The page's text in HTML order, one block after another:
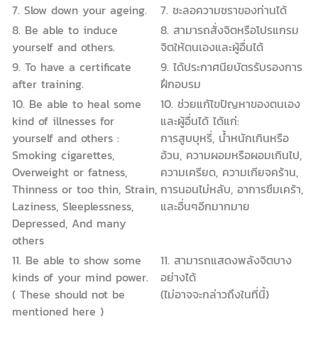
7. Slow down your ageing.
7. ชะลอความชราของท่านได้
8. Be able to induce
yourself and others.
8. สามารถสั่งจิตหรือโปรแกรม
จิตให้ตนเองและผู้อื่นได้
9. To have a certificate
after training.
9. ได้ประกาศนียบัตรรับรองการ
ฝึกอบรม
10. Be able to heal some
kind of illnesses for
yourself and others :
Smoking cigarettes,
Overweight or fatness,
Thinness or too thin, Strain,
Laziness, Sleeplessness,
Depressed, And many
others
10. ช่วยแก้ไขปัญหาของตนเอง
และผู้อื่นได้ ได้แก่:
การสูบบุหรี่, น้ำหนักเกินหรือ
อ้วน, ความผอมหรือผอมเกินไป,
ความเครียด, ความเกียจคร้าน,
การนอนไม่หลับ, อาการซึมเคร้า,
และอื่นๆอีกมากมาย
11. Be able to show some
kinds of your mind power.
( These should not be
mentioned here )
11. สามารถแสดงพลังจิตบาง
อย่างได้
(ไม่อาจจะกล่าวถึงในที่นี้)